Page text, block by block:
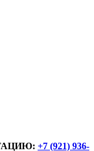
+7 (921) 936-